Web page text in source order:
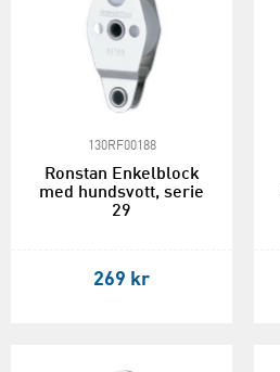
130RF00188
Ronstan Enkelblock
med hundsvott, serie
29
269 kr